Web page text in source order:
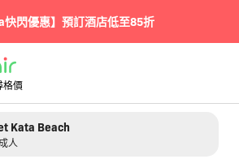
快閃優惠】預訂酒店低至85折
價
Kata Beach
人